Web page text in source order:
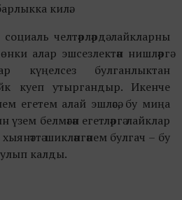
килә.
челтәрләрдә лайкларны
алар эшсезлектән нишләргә
күңелсез булганлыктан
куеп утыргандыр. Икенче
егетем алай эшләсә, бу миңа
белмәгән егетләргә лайклар
шикләнгәнем булгач – бу
калды.